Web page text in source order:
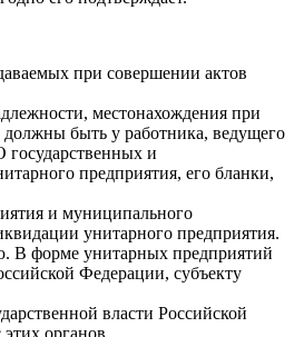
при совершении актов
местонахождения при
должны быть у работника, ведущего
и
предприятия, его бланки,
и муниципального
унитарного предприятия.
В форме унитарных предприятий
Федерации, субъекту
власти Российской
органов.